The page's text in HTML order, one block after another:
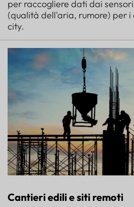
per raccogliere dati dai
(qualità dell'aria, rumore) per
city.
Cantieri edili e siti remoti